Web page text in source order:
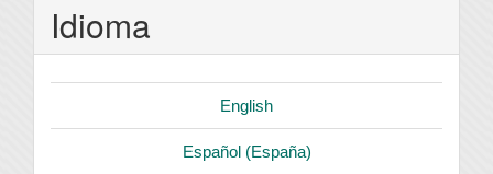
Idioma
English
Español (España)